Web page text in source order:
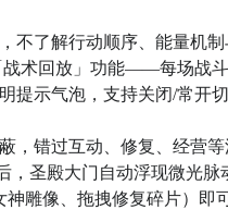
展开
下载分享分享
看过来。不同于市面上流
内测老玩家在评论区晒阵容
不了解行动顺序、能量机
术回放」功能——每场战斗
提示气泡，支持关闭/常开切
，错过互动、修复、经营
圣殿大门自动浮现微光脉
雕像、拖拽修复碎片）即